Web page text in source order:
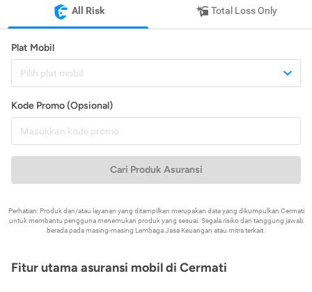
All Risk Total Loss Only
Plat Mobil
Pilih plat mobil
Kode Promo (Opsional)
Cari Produk Asuransi
Perhatian: Produk dan/atau layanan yang ditampilkan merupakan data yang dikumpulkan Cermati
untuk membantu pengguna menemukan produk yang sesuai. Segala risiko dan tanggung jawab
berada pada masing-masing Lembaga Jasa Keuangan atau mitra terkait.
Fitur utama asuransi mobil di Cermati